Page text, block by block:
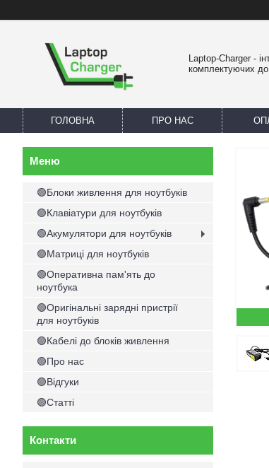
Laptop-Charger -
комплектуючих до
ГОЛОВНА ПРО НАС
🟢Блоки живлення для ноутбуків
🟢Клавіатури для ноутбуків
🟢Акумулятори для ноутбуків
🟢Матриці для ноутбуків
🟢Оперативна пам'ять до
ноутбука
🟢Оригінальні зарядні пристрії
для ноутбуків
🟢Кабелі до блоків живлення
🟢Про нас
🟢Відгуки
🟢Статті
Контакти